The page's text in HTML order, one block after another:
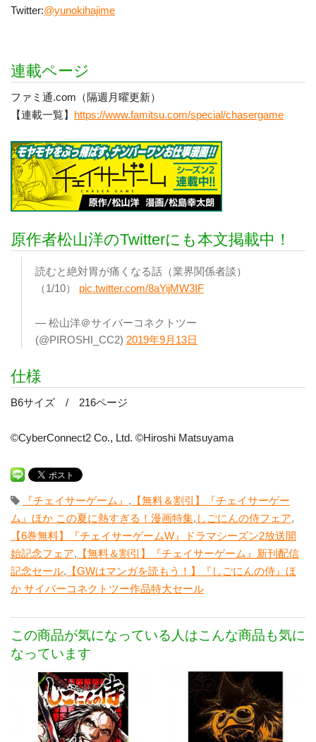
Twitter:@yunokihajime
連載ページ
ファミ通.com（隔週月曜更新）
【連載一覧】 https://www.famitsu.com/special/chasergame
原作者松山洋のTwitterにも本文掲載中！
読むと絶対胃が痛くなる話（業界関係者談）
（1/10） pic.twitter.com/8aYijMW3IF
— 松山洋＠サイバーコネクトツー
(@PIROSHI_CC2) 2019年9月13日
仕様
B6サイズ / 216ページ
©CyberConnect2 Co., Ltd. ©Hiroshi Matsuyama
『チェイサーゲーム』 , 【無料＆割引】『チェイサーゲー
ム』ほか この夏に熱すぎる！漫画特集, しごにんの侍フェア,
【6巻無料】『チェイサーゲームW』ドラマシーズン2放送開
始記念フェア, 【無料＆割引】『チェイサーゲーム』新刊配信
記念セール, 【GWはマンガを読もう！】『しごにんの侍』ほ
か サイバーコネクトツー作品特大セール
この商品が気になっている人はこんな商品も気に
なっています